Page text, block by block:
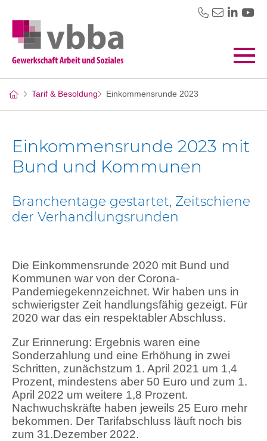
Tarif & Besoldung Einkommensrunde 2023
Einkommensrunde 2023 mit
Bund und Kommunen
Branchentage gestartet, Zeitschiene
der Verhandlungsrunden
Die Einkommensrunde 2020 mit Bund und
Kommunen war von der Corona-
Pandemiegekennzeichnet. Wir haben uns in
schwierigster Zeit handlungsfähig gezeigt. Für
2020 war das ein respektabler Abschluss.
Zur Erinnerung: Ergebnis waren eine
Sonderzahlung und eine Erhöhung in zwei
Schritten, zunächstzum 1. April 2021 um 1,4
Prozent, mindestens aber 50 Euro und zum 1.
April 2022 um weitere 1,8 Prozent.
Nachwuchskräfte haben jeweils 25 Euro mehr
bekommen. Der Tarifabschluss läuft noch bis
zum 31.Dezember 2022.